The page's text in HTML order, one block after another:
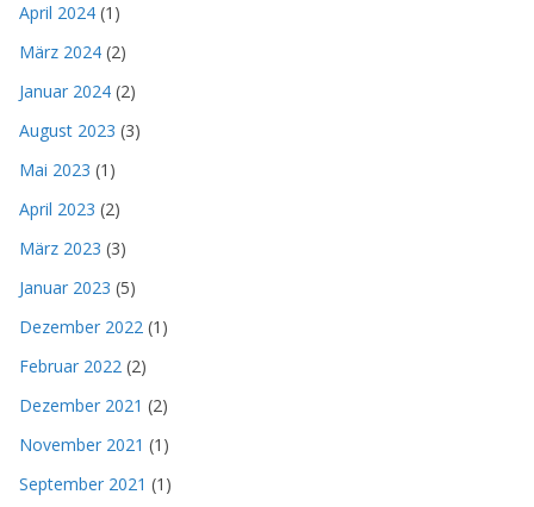
April 2024 (1)
März 2024 (2)
Januar 2024 (2)
August 2023 (3)
Mai 2023 (1)
April 2023 (2)
März 2023 (3)
Januar 2023 (5)
Dezember 2022 (1)
Februar 2022 (2)
Dezember 2021 (2)
November 2021 (1)
September 2021 (1)